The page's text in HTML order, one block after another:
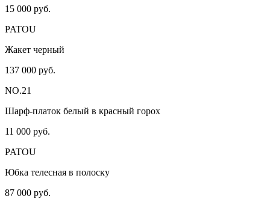
15 000 руб.
PATOU
Жакет черный
137 000 руб.
NO.21
Шарф-платок белый в красный горох
11 000 руб.
PATOU
Юбка телесная в полоску
87 000 руб.